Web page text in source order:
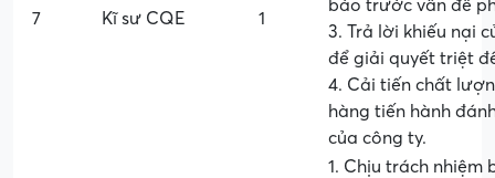
7 Kĩ sư CQE 1
báo trước vấn đề
3. Trả lời khiếu nại
để giải quyết triệt
4. Cải tiến chất
hàng tiến hành
của công ty.
1. Chịu trách nhiệm